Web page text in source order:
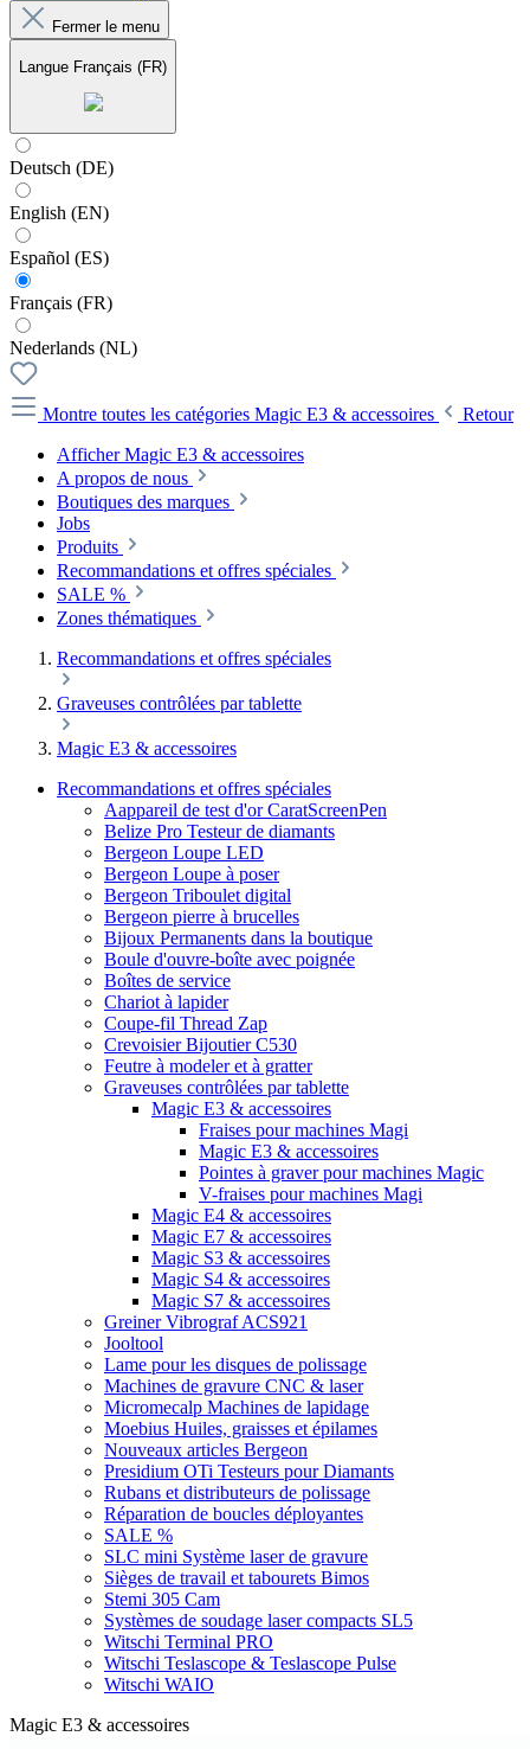
Fermer le menu
Langue Français (FR)
Deutsch (DE)
English (EN)
Español (ES)
Français (FR)
Nederlands (NL)
Montre toutes les catégories Magic E3 & accessoires
Retour
Afficher Magic E3 & accessoires
A propos de nous
Boutiques des marques
Jobs
Produits
Recommandations et offres spéciales
SALE %
Zones thématiques
Recommandations et offres spéciales
Graveuses contrôlées par tablette
Magic E3 & accessoires
Recommandations et offres spéciales
Aappareil de test d'or CaratScreenPen
Belize Pro Testeur de diamants
Bergeon Loupe LED
Bergeon Loupe à poser
Bergeon Triboulet digital
Bergeon pierre à brucelles
Bijoux Permanents dans la boutique
Boule d'ouvre-boîte avec poignée
Boîtes de service
Chariot à lapider
Coupe-fil Thread Zap
Crevoisier Bijoutier C530
Feutre à modeler et à gratter
Graveuses contrôlées par tablette
Magic E3 & accessoires
Fraises pour machines Magi
Magic E3 & accessoires
Pointes à graver pour machines Magic
V-fraises pour machines Magi
Magic E4 & accessoires
Magic E7 & accessoires
Magic S3 & accessoires
Magic S4 & accessoires
Magic S7 & accessoires
Greiner Vibrograf ACS921
Jooltool
Lame pour les disques de polissage
Machines de gravure CNC & laser
Micromecalp Machines de lapidage
Moebius Huiles, graisses et épilames
Nouveaux articles Bergeon
Presidium OTi Testeurs pour Diamants
Rubans et distributeurs de polissage
Réparation de boucles déployantes
SALE %
SLC mini Système laser de gravure
Sièges de travail et tabourets Bimos
Stemi 305 Cam
Systèmes de soudage laser compacts SL5
Witschi Terminal PRO
Witschi Teslascope & Teslascope Pulse
Witschi WAIO
Magic E3 & accessoires